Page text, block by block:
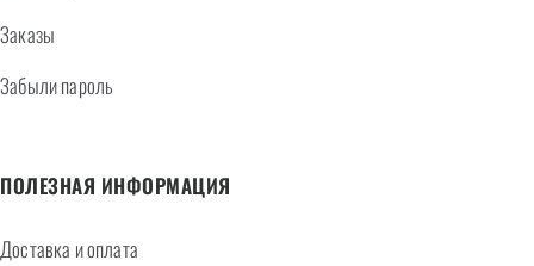
Заказы
Забыли пароль
ПОЛЕЗНАЯ ИНФОРМАЦИЯ
Доставка и оплата